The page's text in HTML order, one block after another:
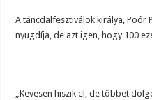
A táncdalfesztiválok királya, Poór
nyugdíja, de azt igen, hogy 100
„Kevesen hiszik el, de többet